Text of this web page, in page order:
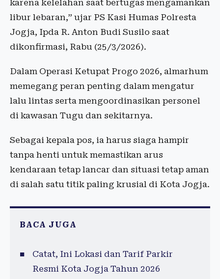
karena kelelahan saat bertugas mengamankan
libur lebaran,” ujar PS Kasi Humas Polresta
Jogja, Ipda R. Anton Budi Susilo saat
dikonfirmasi, Rabu (25/3/2026).
Dalam Operasi Ketupat Progo 2026, almarhum
memegang peran penting dalam mengatur
lalu lintas serta mengoordinasikan personel
di kawasan Tugu dan sekitarnya.
Sebagai kepala pos, ia harus siaga hampir
tanpa henti untuk memastikan arus
kendaraan tetap lancar dan situasi tetap aman
di salah satu titik paling krusial di Kota Jogja.
BACA JUGA
Catat, Ini Lokasi dan Tarif Parkir
Resmi Kota Jogja Tahun 2026